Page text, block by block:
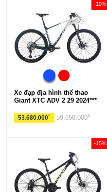
Xe đạp địa hình thể thao
Giant XTC ADV 2 29 2024***
53.680.000₫
-10%
59.650.000₫
-15%